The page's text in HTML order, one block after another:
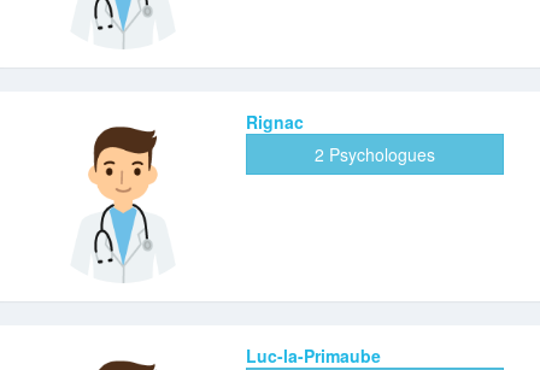
Rignac
2 Psychologues
Luc-la-Primaube